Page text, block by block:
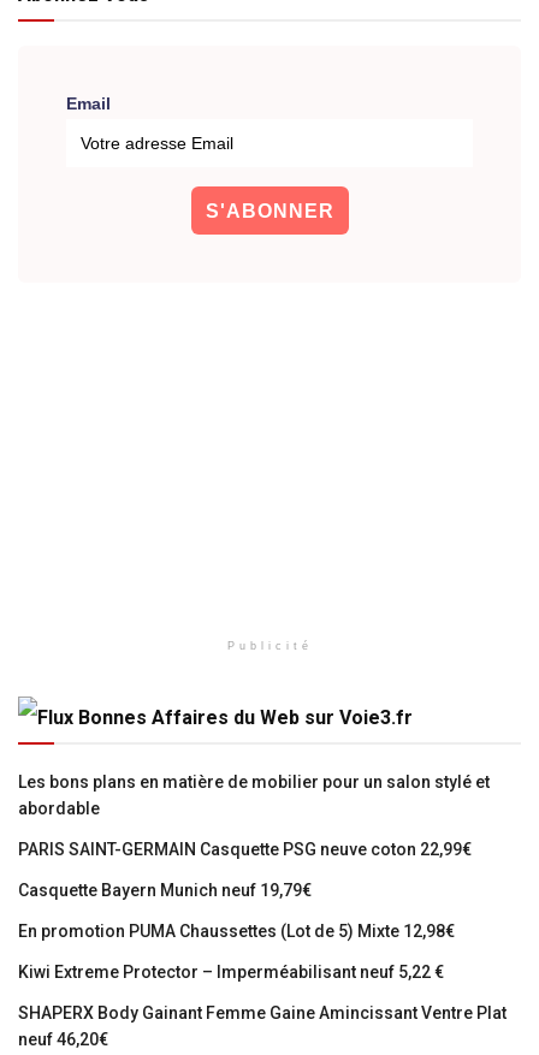
Email
Publicité
Bonnes Affaires du Web sur Voie3.fr
Les bons plans en matière de mobilier pour un salon stylé et
abordable
PARIS SAINT-GERMAIN Casquette PSG neuve coton 22,99€
Casquette Bayern Munich neuf 19,79€
En promotion PUMA Chaussettes (Lot de 5) Mixte 12,98€
Kiwi Extreme Protector – Imperméabilisant neuf 5,22 €
SHAPERX Body Gainant Femme Gaine Amincissant Ventre Plat
neuf 46,20€